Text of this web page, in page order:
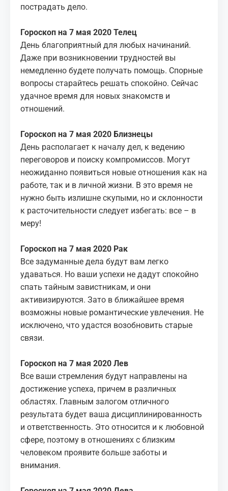
пострадать дело.
Гороскоп на 7 мая 2020 Телец
День благоприятный для любых начинаний.
Даже при возникновении трудностей вы
немедленно будете получать помощь. Спорные
вопросы старайтесь решать спокойно. Сейчас
удачное время для новых знакомств и
отношений.
Гороскоп на 7 мая 2020 Близнецы
День располагает к началу дел, к ведению
переговоров и поиску компромиссов. Могут
неожиданно появиться новые отношения как на
работе, так и в личной жизни. В это время не
нужно быть излишне скупыми, но и склонности
к расточительности следует избегать: все – в
меру!
Гороскоп на 7 мая 2020 Рак
Все задуманные дела будут вам легко
удаваться. Но ваши успехи не дадут спокойно
спать тайным завистникам, и они
активизируются. Зато в ближайшее время
возможны новые романтические увлечения. Не
исключено, что удастся возобновить старые
связи.
Гороскоп на 7 мая 2020 Лев
Все ваши стремления будут направлены на
достижение успеха, причем в различных
областях. Главным залогом отличного
результата будет ваша дисциплинированность
и ответственность. Это относится и к любовной
сфере, поэтому в отношениях с близким
человеком проявите больше заботы и
внимания.